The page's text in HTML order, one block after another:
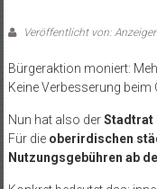
Veröffentlicht von:
Bürgeraktion moniert:
Keine Verbesserung beim
Nun hat also derStadtrat
Für die oberirdischen
Nutzungsgebühren ab